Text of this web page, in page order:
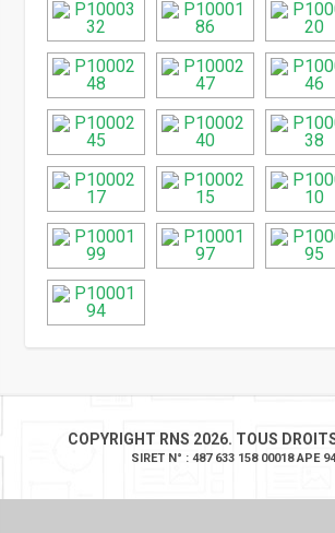
COPYRIGHT RNS 2026. TOUS
SIRET N° : 487 633 158 00018 APE